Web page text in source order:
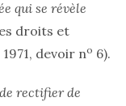
qui se révèle
droits et
devoir no 6).
rectifier de